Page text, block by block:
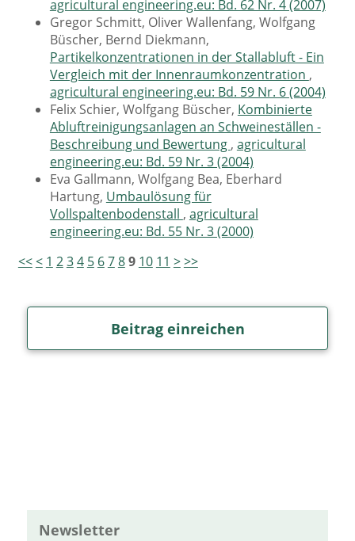
agricultural engineering.eu: Bd. 62 Nr. 4 (2007)
Gregor Schmitt, Oliver Wallenfang, Wolfgang
Büscher, Bernd Diekmann,
Partikelkonzentrationen in der Stallabluft - Ein
Vergleich mit der Innenraumkonzentration ,
agricultural engineering.eu: Bd. 59 Nr. 6 (2004)
Felix Schier, Wolfgang Büscher, Kombinierte
Abluftreinigungsanlagen an Schweineställen -
Beschreibung und Bewertung , agricultural
engineering.eu: Bd. 59 Nr. 3 (2004)
Eva Gallmann, Wolfgang Bea, Eberhard
Hartung, Umbaulösung für
Vollspaltenbodenstall , agricultural
engineering.eu: Bd. 55 Nr. 3 (2000)
<<< 1 234 5 6789 10 11 >>>
Beitrag einreichen
Newsletter